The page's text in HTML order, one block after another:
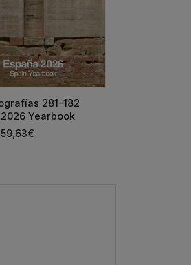
281-182
Yearbook
59,63€